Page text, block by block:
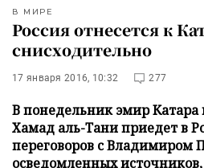
В МИРЕ
Россия отнесется к
снисходительно
17 января 2016, 10:32 277
В понедельник эмир
Хамад аль-Тани приедет в
переговоров с
осведомленных